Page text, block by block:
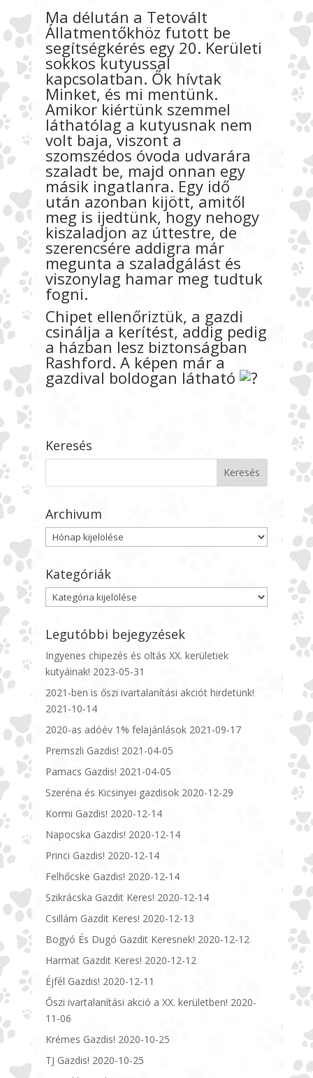
Ma délután a Tetovált
Állatmentőkhöz futott be
segítségkérés egy 20. Kerületi
sokkos kutyussal
kapcsolatban. Ők hívtak
Minket, és mi mentünk.
Amikor kiértünk szemmel
láthatólag a kutyusnak nem
volt baja, viszont a
szomszédos óvoda udvarára
szaladt be, majd onnan egy
másik ingatlanra. Egy idő
után azonban kijött, amitől
meg is ijedtünk, hogy nehogy
kiszaladjon az úttestre, de
szerencsére addigra már
megunta a szaladgálást és
viszonylag hamar meg tudtuk
fogni.
Chipet ellenőriztük, a gazdi
csinálja a kerítést, addig pedig
a házban lesz biztonságban
Rashford. A képen már a
gazdival boldogan látható
Keresés
Archivum
Archivum
Kategóriák
Kategóriák
Legutóbbi bejegyzések
Ingyenes chipezés és oltás XX. kerületiek
kutyáinak! 2023-05-31
2021-ben is őszi ivartalanítási akciót hirdetünk!
2021-10-14
2020-as adóév 1% felajánlások 2021-09-17
Premszli Gazdis! 2021-04-05
Pamacs Gazdis! 2021-04-05
Szeréna és Kicsinyei gazdisok 2020-12-29
Kormi Gazdis! 2020-12-14
Napocska Gazdis! 2020-12-14
Princi Gazdis! 2020-12-14
Felhőcske Gazdis! 2020-12-14
Szikrácska Gazdit Keres! 2020-12-14
Csillám Gazdit Keres! 2020-12-13
Bogyó És Dugó Gazdit Keresnek! 2020-12-12
Harmat Gazdit Keres! 2020-12-12
Éjfél Gazdis! 2020-12-11
Őszi ivartalanítási akció a XX. kerületben! 2020-
11-06
Krémes Gazdis! 2020-10-25
TJ Gazdis! 2020-10-25